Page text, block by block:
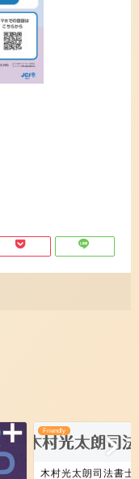
Friendly
木村光太朗司法書士